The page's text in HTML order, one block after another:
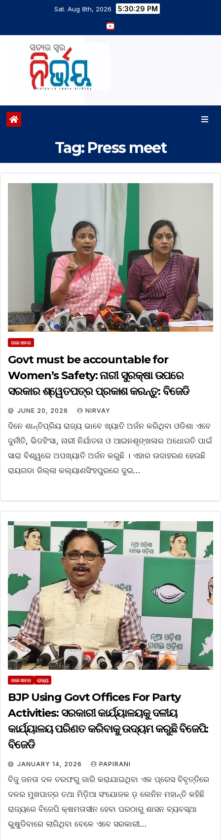
Sat. Aug 8th, 2026 5:30:30 PM
Tag: Press meet
ତାଜା ଖବର
Govt must be accountable for
Women’s Safety: ନାରୀ ସୁରକ୍ଷା ଉପରେ
ସରକାର ଶ୍ୱେତପତ୍ର ପ୍ରକାଶ କରନ୍ତୁ: ବିଜେଡି
JUNE 20, 2026 NIRVAY
ଦିନେ ଶାନ୍ତିପ୍ରିୟ ରାଜ୍ୟ ଭାବେ ଖ୍ୟାତି ଅର୍ଜନ କରିଥିବା ଓଡିଶା ଏବେ
ଦୁର୍ନୀତି, ଭିଡହିଂସା, ନାରୀ ନିର୍ଯାତନା ଓ ଆଇନଶୃଙ୍ଖଳାର ଅଧୋଗତି ପାଇଁ
ସାରା ବିଶ୍ୱରେ ଅପଖ୍ୟାତି ଅର୍ଜନ କରୁଛି । ଏହାର ଉଦାହରଣ ହେଉଛି
ରାୟଗଡା ଜିଲ୍ଲା କଲ୍ୟାଣସିଂହପୁରରେ ଦୁଇ…
ତାଜା ଖବର ରାଜ୍ୟ
BJP Using Govt Offices For Party
Activities: ସରକାରୀ କାର୍ଯ୍ୟାଳୟକୁ ଦଳୀୟ
କାର୍ଯ୍ୟାଳୟ ପରିଣତ କରିବାକୁ ଉଦ୍ୟମ କରୁଛି ବିଜେପି:
ବିଜେଡି
JANUARY 14, 2026 PAPIRANI
ବିଜୁ ଜନତା ଦଳ ତରଫରୁ ଜାରି କରାଯାଇଥିବା ଏକ ପ୍ରେସ ବିବୃତ୍ତିରେ
ଦଳର ମୁଖପାତ୍ର ତଥା ମିଡ଼ିଆ ସଂଯୋଜକ ଡ଼ ଲେନିନ ମହାନ୍ତି କହିଛି
ରାଜ୍ୟରେ ବିଜେପି କ୍ଷମତାସୀନ ହେବା ପରଠାରୁ ଶାସନ ବ୍ୟବସ୍ଥା
ଭୁଷୁଡିବାରେ ଲାଗିଥିବା ବେଳେ ଏବେ ସରକାରୀ…